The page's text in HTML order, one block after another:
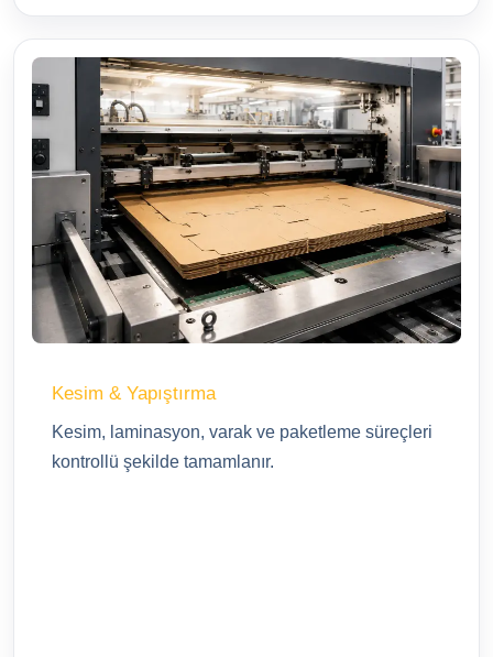
Kesim & Yapıştırma
Kesim, laminasyon, varak ve paketleme süreçleri
kontrollü şekilde tamamlanır.